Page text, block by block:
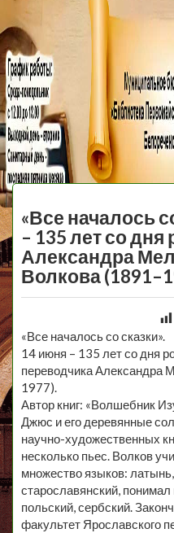
МБУ
«Все началось
– 135 лет со
Александра
Волкова
«Все началось со сказки».
14 июня – 135 лет со дня
переводчика Александра
1977).
Автор книг: «Волшебник
Джюс и его деревянные
научно-художественных
несколько пьес. Волков
множество языков:
старославянский, понимал
польский, сербский.
факультет Ярославского